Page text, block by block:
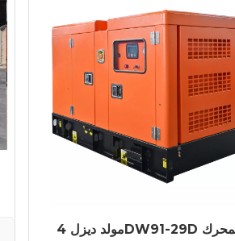
مولد ديزل 4DW91-29D بمحرك